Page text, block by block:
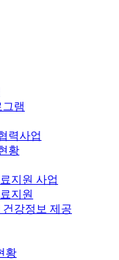
램
력사업
황
지원 사업
지원
강정보 제공
황